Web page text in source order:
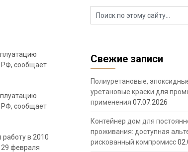
РФ, сообщает
РФ, сообщает
в 2010
29 февраля
Свежие записи
Полиуретановые,
уретановые краски для
применения 07.07.2026
Контейнер дом для
проживания: доступная
рискованный компромисс